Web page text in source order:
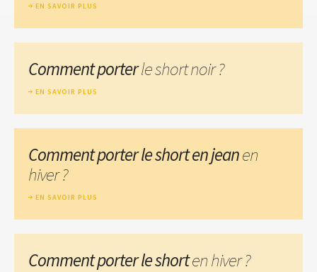
EN SAVOIR PLUS
Comment porterle short noir ?
EN SAVOIR PLUS
Comment porter le short en jeanen
hiver ?
EN SAVOIR PLUS
Comment porter le shorten hiver ?